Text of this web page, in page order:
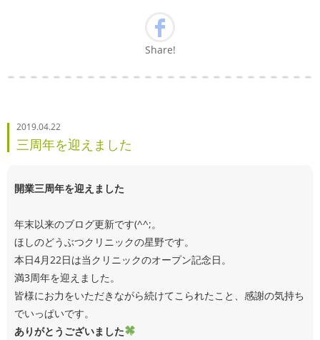
Share!
2019.04.22
三周年を迎えました
開業三周年を迎えました
年末以来のブログ更新です(^^;。
ほしのどうぶつクリニックの星野です。
本日4月22日は当クリニックのオープン記念日。
満3周年を迎えました。
皆様にお力をいただきながら続けてこられたこと、感謝の気持ち
でいっぱいです。
ありがとうございました